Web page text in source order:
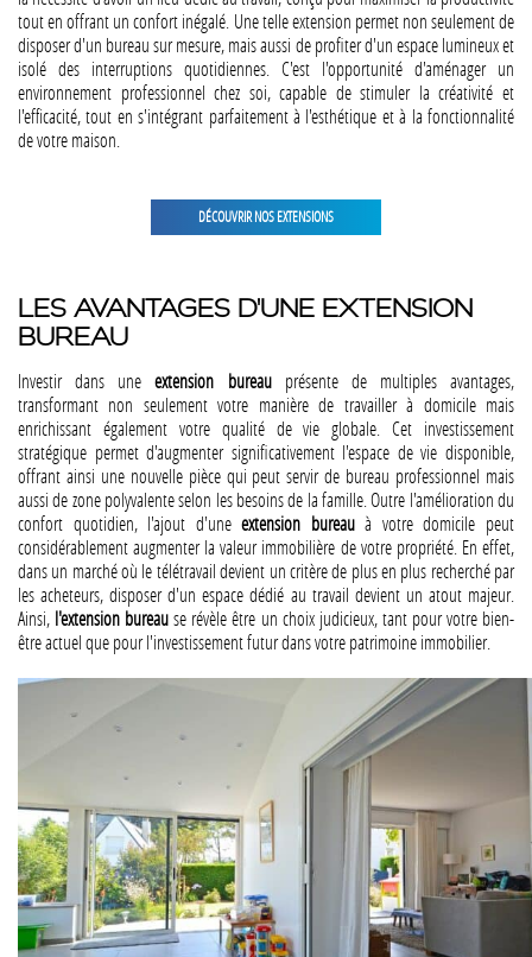
tout en offrant un confort inégalé. Une telle extension permet non seulement de
disposer d'un bureau sur mesure, mais aussi de profiter d'un espace lumineux et
isolé des interruptions quotidiennes. C'est l'opportunité d'aménager un
environnement professionnel chez soi, capable de stimuler la créativité et
l'efficacité, tout en s'intégrant parfaitement à l'esthétique et à la fonctionnalité
de votre maison.
DÉCOUVRIR NOS EXTENSIONS
LES AVANTAGES D'UNE EXTENSION
BUREAU
Investir dans uneextension bureauprésente de multiples avantages,
transformant non seulement votre manière de travailler à domicile mais
enrichissant également votre qualité de vie globale. Cet investissement
stratégique permet d'augmenter significativement l'espace de vie disponible,
offrant ainsi une nouvelle pièce qui peut servir de bureau professionnel mais
aussi de zone polyvalente selon les besoins de la famille. Outre l'amélioration du
confort quotidien, l'ajout d'uneextension bureauà votre domicile peut
considérablement augmenter la valeur immobilière de votre propriété. En effet,
dans un marché où le télétravail devient un critère de plus en plus recherché par
les acheteurs, disposer d'un espace dédié au travail devient un atout majeur.
Ainsi, l'extension bureause révèle être un choix judicieux, tant pour votre bien-
être actuel que pour l'investissement futur dans votre patrimoine immobilier.